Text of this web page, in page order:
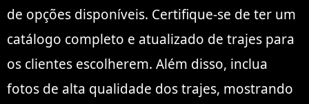
de opções disponíveis. Certifique-se de ter um
catálogo completo e atualizado de trajes para
os clientes escolherem. Além disso, inclua
fotos de alta qualidade dos trajes, mostrando